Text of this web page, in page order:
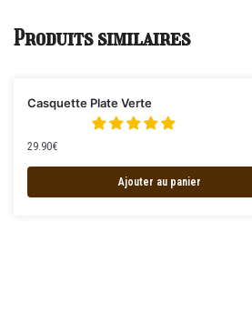
Produits similaires
Casquette Plate Verte
29.90€
Ajouter au panier